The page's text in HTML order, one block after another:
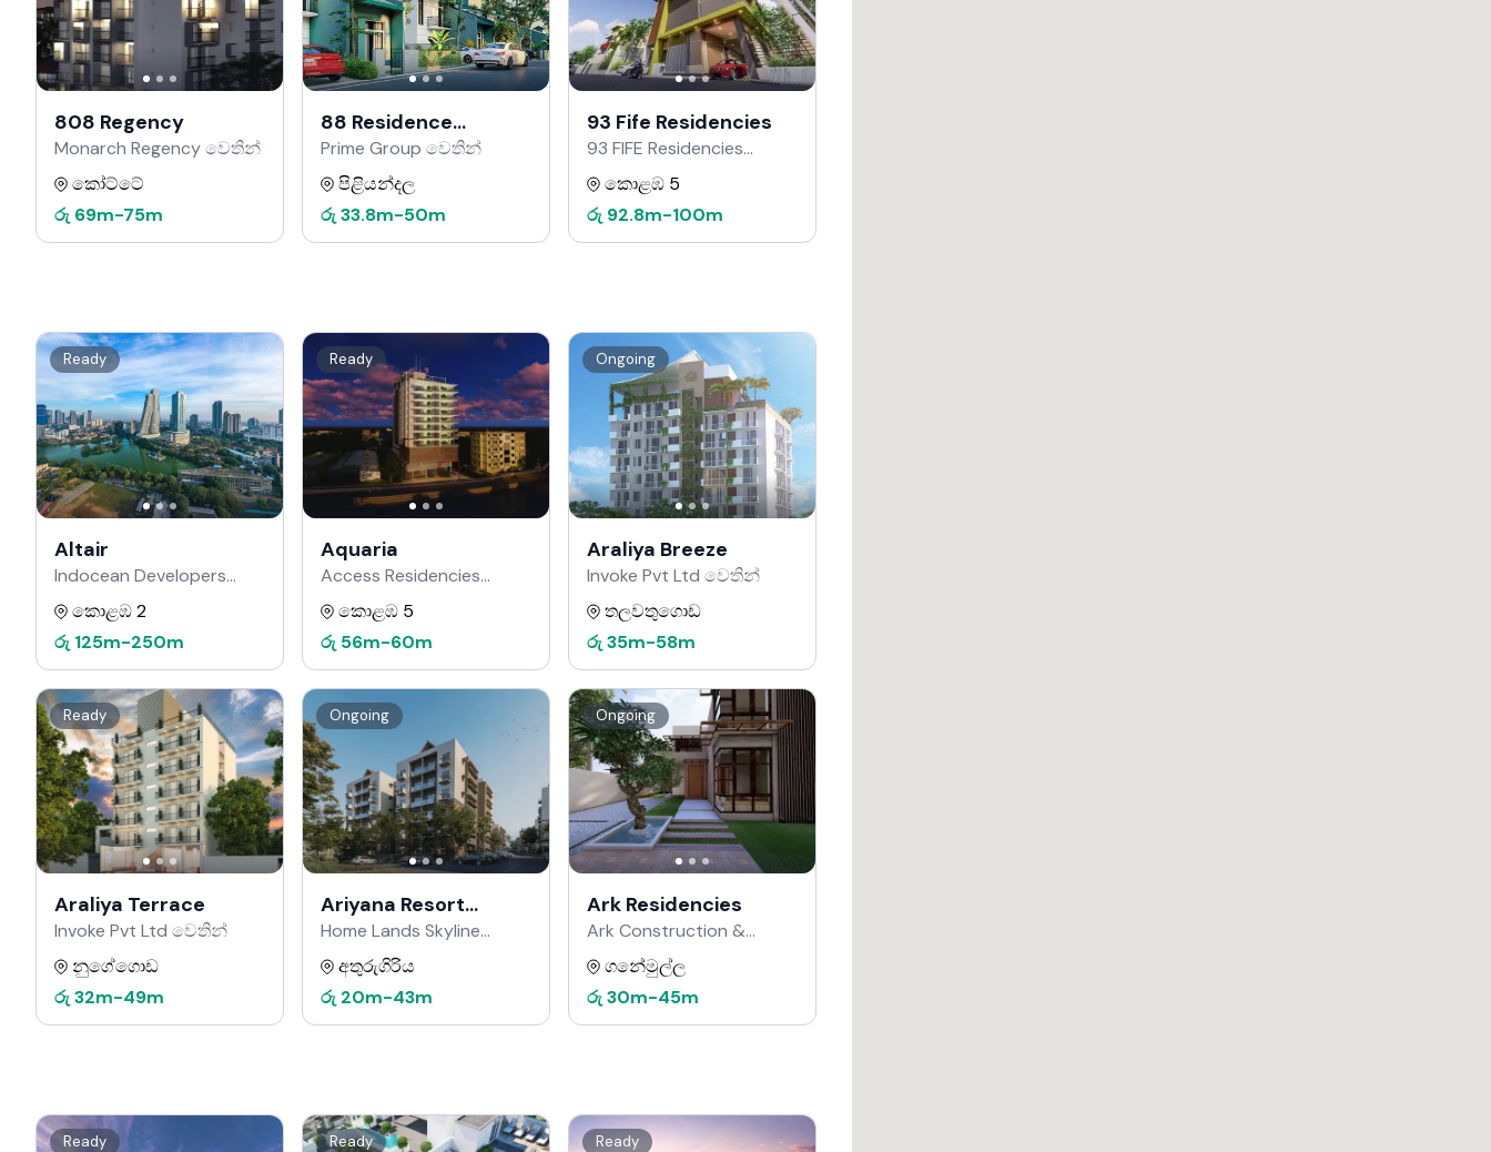
808 Regency
Monarch Regency වෙතින්
කෝට්ටේ
රු 69m-75m
88 Residence
Kahathuduwa
Prime Group වෙතින්
පිළියන්දල
රු 33.8m-50m
93 Fife Residencies
93 FIFE Residencies
Developers වෙතින්
කොළඹ 5
රු 92.8m-100m
Ready
Altair
Indocean Developers
වෙතින්
කොළඹ 2
රු 125m-250m
Ready
Aquaria
Access Residencies
වෙතින්
කොළඹ 5
රු 56m-60m
Ongoing
Araliya Breeze
Invoke Pvt Ltd වෙතින්
තලවතුගොඩ
රු 35m-58m
Ready
Araliya Terrace
Invoke Pvt Ltd වෙතින්
නුගේගොඩ
රු 32m-49m
Ongoing
Ariyana Resort
Apartments
Home Lands Skyline
වෙතින්
අතුරුගිරිය
රු 20m-43m
Ongoing
Ark Residencies
Ark Construction &
Developers වෙතින්
ගනේමුල්ල
රු 30m-45m
Ready Ready Ready